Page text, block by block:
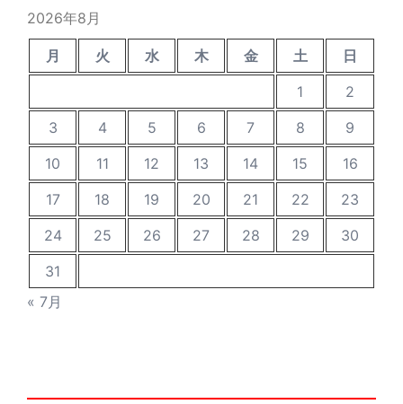
2026年8月
月 火 水 木 金 土
日
1
2
3
4 5 6 7 8
9
10
11 12 13 14 15
16
17
18 19 20 21 22
23
24
25 26 27 28 29
30
31
« 7月